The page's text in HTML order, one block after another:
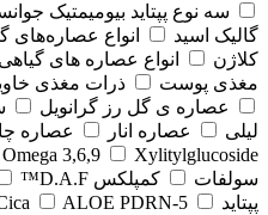
سه نوع پپتاید بیومیمتیک
گالیک اسید
انواع عصاره‌های
کلاژن
انواع عصاره های گیاهی
مغذی پوست
ذرات مغذی
عصاره ی گل رز گرانویل
لیلی
عصاره انار عصاره
Omega 3,6,9 Xylitylglucoside
سولفات
کمپلکس D.A.F™
پپتاید
5-Cica
ALOE PDRN